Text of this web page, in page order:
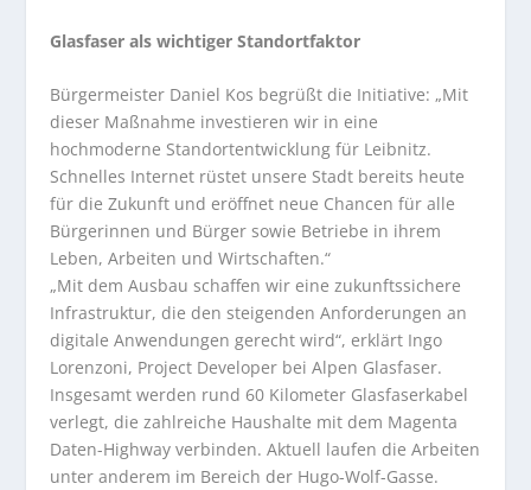
Glasfaser als wichtiger Standortfaktor
Bürgermeister Daniel Kos begrüßt die Initiative: „Mit
dieser Maßnahme investieren wir in eine
hochmoderne Standortentwicklung für Leibnitz.
Schnelles Internet rüstet unsere Stadt bereits heute
für die Zukunft und eröffnet neue Chancen für alle
Bürgerinnen und Bürger sowie Betriebe in ihrem
Leben, Arbeiten und Wirtschaften.“
„Mit dem Ausbau schaffen wir eine zukunftssichere
Infrastruktur, die den steigenden Anforderungen an
digitale Anwendungen gerecht wird“, erklärt Ingo
Lorenzoni, Project Developer bei Alpen Glasfaser.
Insgesamt werden rund 60 Kilometer Glasfaserkabel
verlegt, die zahlreiche Haushalte mit dem Magenta
Daten-Highway verbinden. Aktuell laufen die Arbeiten
unter anderem im Bereich der Hugo-Wolf-Gasse.